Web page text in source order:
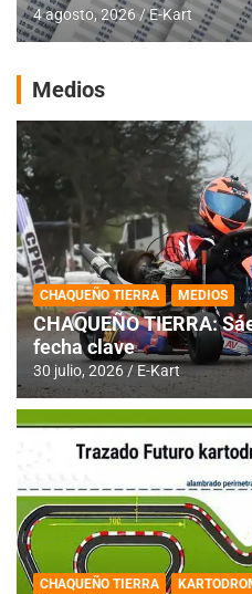
4 agosto, 2026 E-Kart
Medios
CHAQUEÑO TIERRA MEDIOS
CHAQUEÑO TIERRA:
fecha clave
30 julio, 2026 E-Kart
CHAQUEÑO TIERRA